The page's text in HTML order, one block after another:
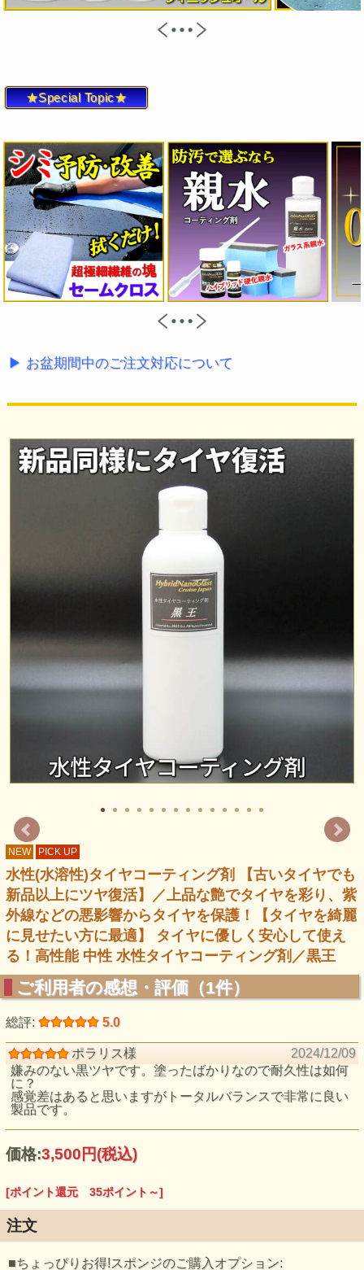
★Special Topic★
▶ お盆期間中のご注文対応について
NEW PICK UP
水性(水溶性)タイヤコーティング剤 【古いタイヤでも
新品以上にツヤ復活】／上品な艶でタイヤを彩り、紫
外線などの悪影響からタイヤを保護！【タイヤを綺麗
に見せたい方に最適】 タイヤに優しく安心して使え
る！高性能 中性 水性タイヤコーティング剤／黒王
ご利用者の感想・評価（1件）
総評: 5.0
ポラリス様
2024/12/09
嫌みのない黒ツヤです。塗ったばかりなので耐久性は如何
に？
感覚差はあると思いますがトータルバランスで非常に良い
製品です。
価格:3,500円(税込)
[ポイント還元 35ポイント～]
注文
■ちょっぴりお得!スポンジのご購入オプション: